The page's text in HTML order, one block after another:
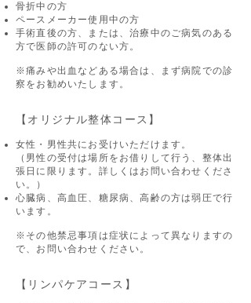
骨折中の方
ペースメーカー使用中の方
手術直後の方、または、治療中のご病気のある
方で医師の許可のない方。
​​​​※痛みや出血などある場合は、まず病院での診
察をお勧めいたします。
​【オリジナル整体コース】
女性・男性共にお受けいただけます。
（男性の受付は場所をお借りして行う、整体出
張日に限ります。詳しくはお問い合わせくださ
い。）
心臓病、高血圧、糖尿病、高齢の方は弱圧で行
います。
※その他禁忌事項は症状によって異なりますの
で、お問い合わせください。
【リンパケアコース】